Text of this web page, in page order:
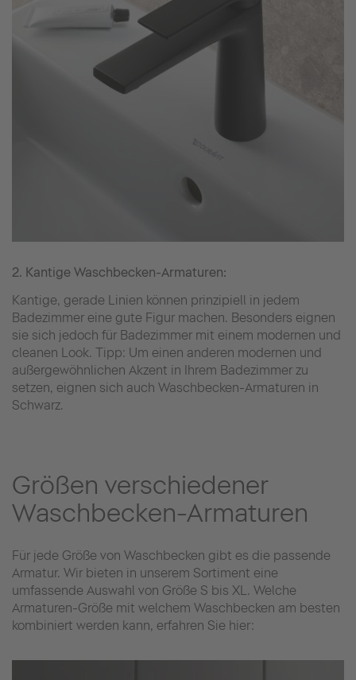
2. Kantige Waschbecken-Armaturen:
Kantige, gerade Linien können prinzipiell in jedem
Badezimmer eine gute Figur machen. Besonders eignen
sie sich jedoch für Badezimmer mit einem modernen und
cleanen Look. Tipp: Um einen anderen modernen und
außergewöhnlichen Akzent in Ihrem Badezimmer zu
setzen, eignen sich auch Waschbecken-Armaturen in
Schwarz.
Größen verschiedener
Waschbecken-Armaturen
Für jede Größe von Waschbecken gibt es die passende
Armatur. Wir bieten in unserem Sortiment eine
umfassende Auswahl von Größe S bis XL. Welche
Armaturen-Größe mit welchem Waschbecken am besten
kombiniert werden kann, erfahren Sie hier: